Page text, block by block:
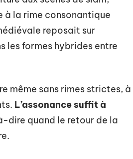
à la rime consonantique
reposait sur
les formes hybrides entre
même sans rimes strictes, à
L’assonance suffit à
dire quand le retour de la